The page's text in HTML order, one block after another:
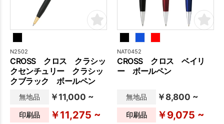
デルで定着し、これぞクロス
と言える商品となっておりま
デルで定着し、これぞクロス
と言える商品となっておりま
N2502
CROSS クロス クラシッ
クセンチュリー クラシッ
クブラック ボールペン
無地品 ￥11,000 ~
印刷品 ￥11,275 ~
NAT0452
CROSS クロス ベイリ
ー ボールペン
無地品 ￥8,800 ~
印刷品 ￥9,075 ~